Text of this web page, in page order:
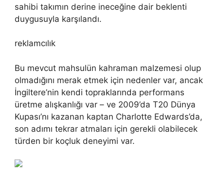
sahibi takımın derine ineceğine dair beklenti
duygusuyla karşılandı.
reklamcılık
Bu mevcut mahsulün kahraman malzemesi olup
olmadığını merak etmek için nedenler var, ancak
İngiltere’nin kendi topraklarında performans
üretme alışkanlığı var – ve 2009’da T20 Dünya
Kupası’nı kazanan kaptan Charlotte Edwards’da,
son adımı tekrar atmaları için gerekli olabilecek
türden bir koçluk deneyimi var.